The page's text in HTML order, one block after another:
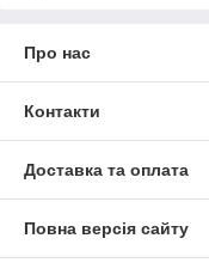
Про нас
Контакти
Доставка та оплата
Повна версія сайту